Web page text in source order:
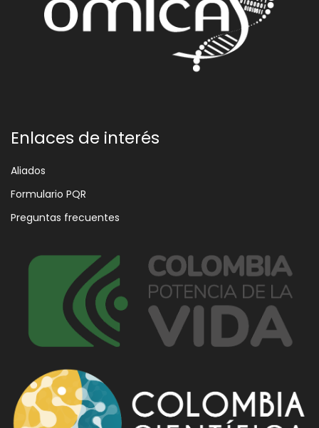
Enlaces de interés
Aliados
Formulario PQR
Preguntas frecuentes